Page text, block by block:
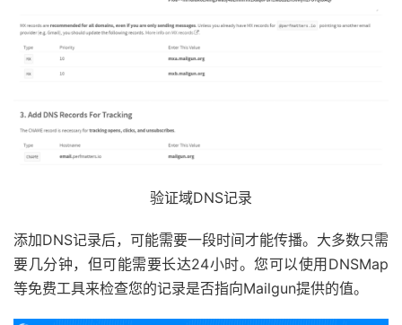
验证域DNS记录
添加DNS记录后，可能需要一段时间才能传播。大多数只需
要几分钟，但可能需要长达24小时。您可以使用DNSMap
等免费工具来检查您的记录是否指向Mailgun提供的值。